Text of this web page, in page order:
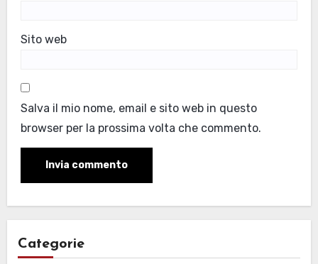
Sito web
Salva il mio nome, email e sito web in questo
browser per la prossima volta che commento.
Categorie